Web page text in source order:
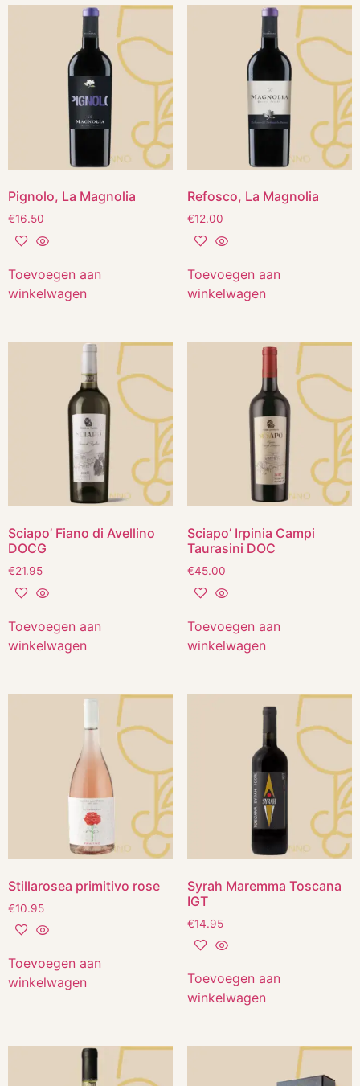
Pignolo, La Magnolia
€16.50
Toevoegen aan
winkelwagen
Refosco, La Magnolia
€12.00
Toevoegen aan
winkelwagen
Sciapo’ Fiano di Avellino
DOCG
€21.95
Toevoegen aan
winkelwagen
Sciapo’ Irpinia Campi
Taurasini DOC
€45.00
Toevoegen aan
winkelwagen
Stillarosea primitivo rose
€10.95
Toevoegen aan
winkelwagen
Syrah Maremma Toscana
IGT
€14.95
Toevoegen aan
winkelwagen